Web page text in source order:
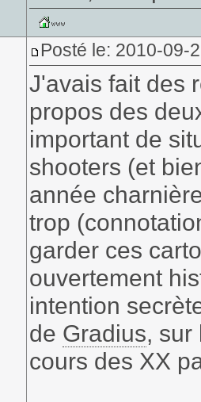
Posté le: 2010-09-
J'avais fait des
propos des
important de
shooters (et
année
trop
garder ces
ouvertement
intention
de Gradius, sur
cours des XX